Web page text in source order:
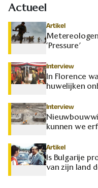
Actueel
Artikel
‘Pressure’
Interview
In Florence
huwelijken
Interview
kunnen we
Artikel
Is Bulgarije
van zijn land